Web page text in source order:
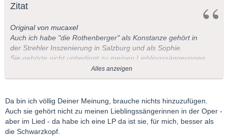
Zitat
Original von mucaxel
Auch ich habe "die Rothenberger" als Konstanze gehört in
der Strehler Inszenierung in Salzburg und als Sophie.
Sie gehörte nicht unbedingt zu meinen Lieblingssängerinnen,
aber ich muß IHR große Abbitte tun, denn ich
sah mit ihr Gespräche im ZDF, wo sie wirklich
Ihre Ansichten über Regie, den Sängernachswuchs, Dirigenten
fand ich doch äußerst bemerkenswert.
Das hatte Hand und Fuß und hat mir persönlich doch sehr
gefallen.
Alles anzeigen
Da bin ich völlig Deiner Meinung, brauche nichts hinzuzufügen.
Auch sie gehört nicht zu meinen Lieblingssängerinnen in der Oper -
aber im Lied - da habe ich eine LP da ist sie, für mich, besser als
die Schwarzkopf.